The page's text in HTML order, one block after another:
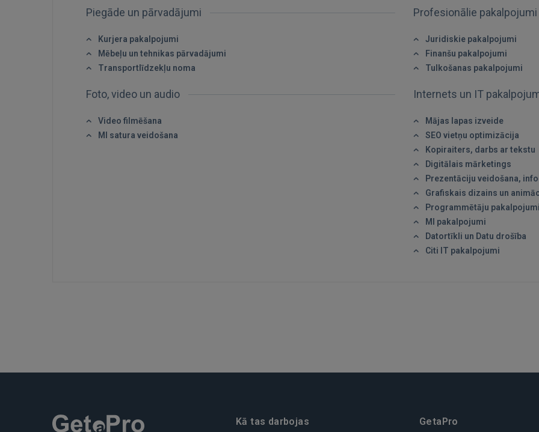
Piegāde un pārvadājumi
Kurjera pakalpojumi
Mēbeļu un tehnikas pārvadājumi
Transportlīdzekļu noma
Profesionālie pakalpojumi
Juridiskie pakalpojumi
Finanšu pakalpojumi
Tulkošanas pakalpojumi
Foto, video un audio
Video filmēšana
MI satura veidošana
Internets un IT
Mājas lapas izveide
SEO vietņu optimizācija
Kopiraiters, darbs ar tekstu
Digitālais mārketings
Prezentāciju veidošana,
Grafiskais dizains un
Programmētāju pakalpojumi
MI pakalpojumi
Datortīkli un Datu drošība
Citi IT pakalpojumi
Kā tas darbojas
GetaPro